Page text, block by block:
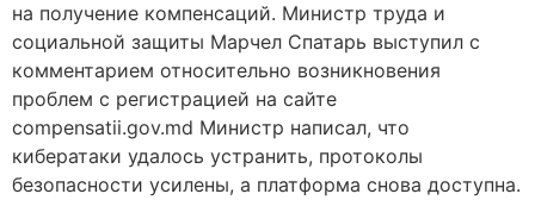
на получение компенсаций. Министр труда и
социальной защиты Марчел Спатарь выступил с
комментарием относительно возникновения
проблем с регистрацией на сайте
compensatii.gov.md Министр написал, что
кибератаки удалось устранить, протоколы
безопасности усилены, а платформа снова доступна.